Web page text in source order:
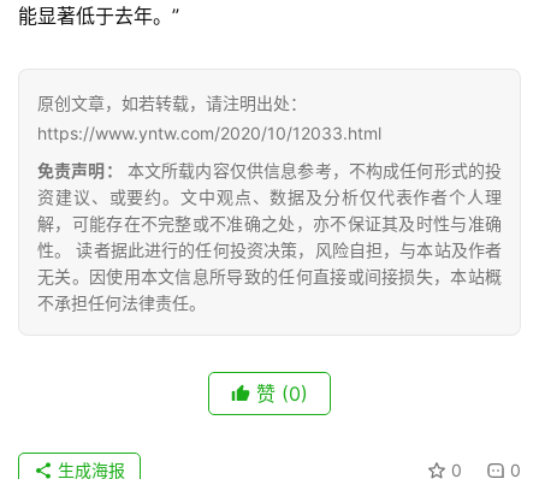
公
号
现
货
报
价
地
能显著低于去年。”
原创文章，如若转载，请注明出处：
https://www.yntw.com/2020/10/12033.html
免责声明：
本文所载内容仅供信息参考，不构成任何形式的投
资建议、或要约。文中观点、数据及分析仅代表作者个人理
解，可能存在不完整或不准确之处，亦不保证其及时性与准确
性。 读者据此进行的任何投资决策，风险自担，与本站及作者
无关。因使用本文信息所导致的任何直接或间接损失，本站概
不承担任何法律责任。
赞 (0)
0 0
生成海报